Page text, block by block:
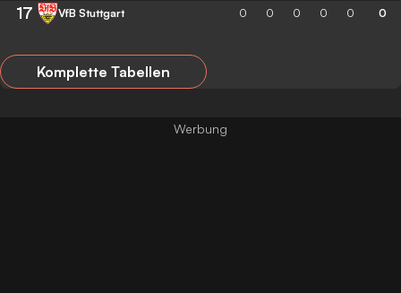
17 VfB Stuttgart 0 0 0 0 0 0
Komplette Tabellen